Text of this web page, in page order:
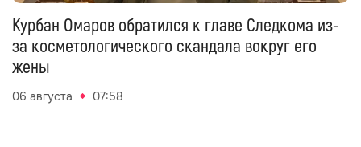
Курбан Омаров обратился к главе Следкома из-
за косметологического скандала вокруг его
жены
06 августа 07:58